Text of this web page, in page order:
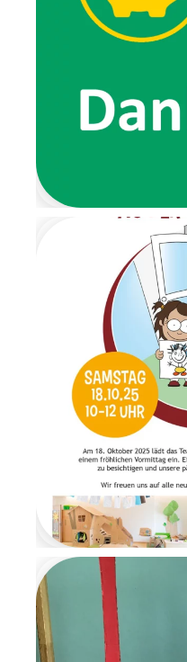
von ihrem
gemeinsam
der
Nachricht der
und forderte
Mit
Kinder
in ruhiger
wartete ein
an dem die
im
ausgepackt
ein Moment
und Freude.
der
Wichtel mit
sich für die
gemeinsame
versprachen
nächsten Jahr
Wichtelzeit
besondere,
voller
Gemeinschaft
die wir uns
erinnern